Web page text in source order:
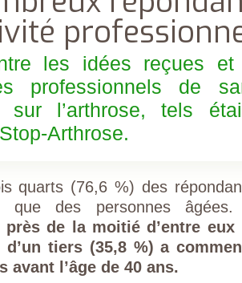
FRANÇAISE
(CESPHARM)
COFEMER
ENSEIGNANTS
ET DE
RÉADAPTATION
CONSEIL
DES
THERMAUX
INSTITUT UPSA
LA DOULEUR
ORDRE
DES PÉDICURES-
PODOLOGUES
SOCIÉTÉ
DE MÉDECINE
les idées reçues
professionnels de
sur l’arthrose, tels
Arthrose.
quarts (76,6 %) des
que des personnes
près de la moitié d’entre
tiers (35,8 %) a
avant l’âge de 40 ans.